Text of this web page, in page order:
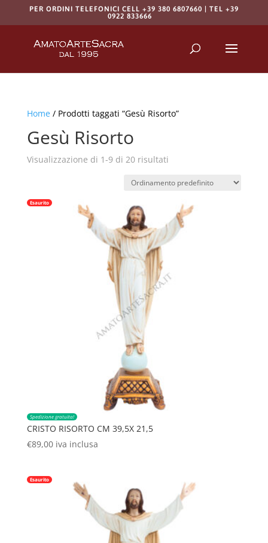
PER ORDINI TELEFONICI CELL +39 380 6807660 | TEL +39
0922 833666
Home/ Prodotti taggati “Gesù Risorto”
Gesù Risorto
Visualizzazione di 1-9 di 20 risultati
Esaurito
Spedizione gratuita!
CRISTO RISORTO CM 39,5X 21,5
€89,00 iva inclusa
Esaurito